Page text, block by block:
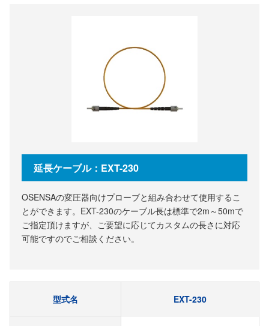
延長ケーブル：EXT-230
OSENSAの変圧器向けプローブと組み合わせて使用するこ
とができます。EXT-230のケーブル長は標準で2m～50mで
ご指定頂けますが、ご要望に応じてカスタムの長さに対応
可能ですのでご相談ください。
型式名 EXT-230